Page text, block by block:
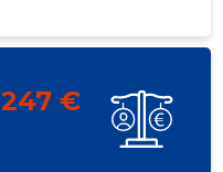
247 €